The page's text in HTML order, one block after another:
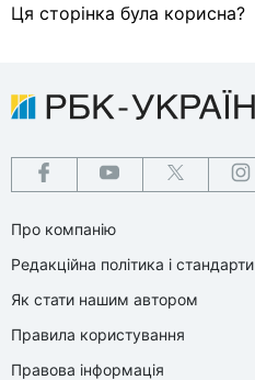
Ця сторінка була корисна?
Про компанію
Редакційна політика і стандарти
Як стати нашим автором
Правила користування
Правова інформація